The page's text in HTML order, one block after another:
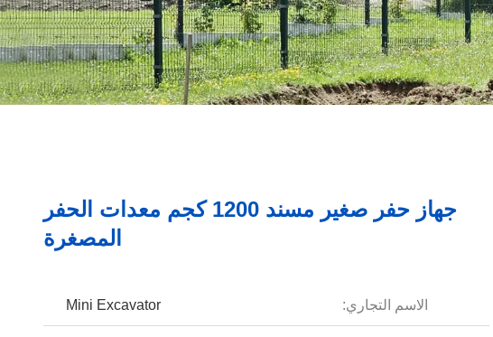
جهاز حفر صغير مسند 1200 كجم معدات الحفر
المصغرة
الاسم التجاري: Mini Excavator